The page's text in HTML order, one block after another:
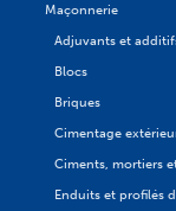
Maçonnerie
Adjuvants et
Blocs
Briques
Cimentage
Ciments, mortiers
Enduits et profilés